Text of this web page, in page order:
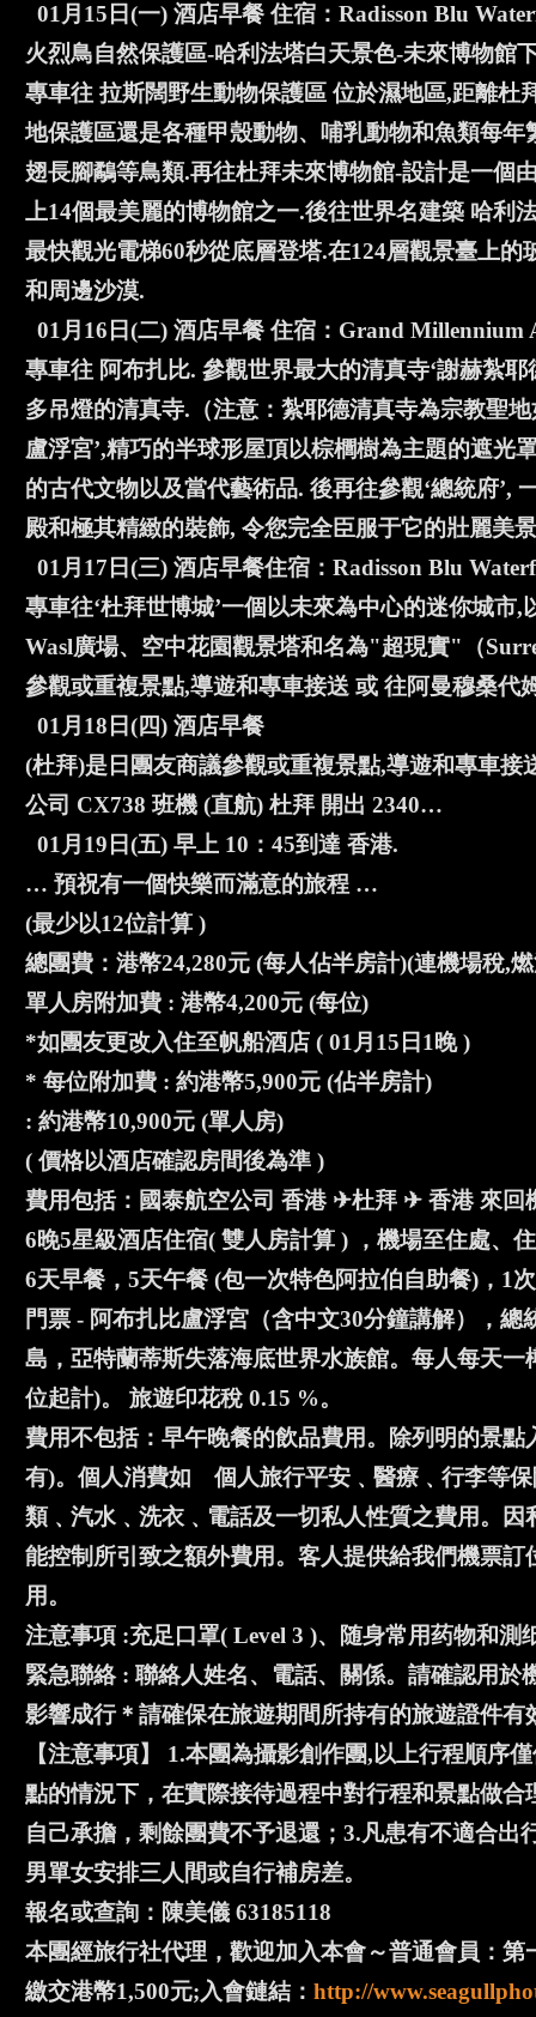
01月15日(一) 酒店早餐 住宿：Radisson Blu
火烈鳥自然保護區-哈利法塔白天景色-未來博物館
專車往 拉斯闊野生動物保護區 位於濕地區,距離
地保護區還是各種甲殼動物、哺乳動物和魚類每
翅長腳鷸等鳥類.再往杜拜未來博物館-設計是一個
上14個最美麗的博物館之一.後往世界名建築 哈
最快觀光電梯60秒從底層登塔.在124層觀景臺上
和周邊沙漠.
01月16日(二) 酒店早餐 住宿：Grand Millennium
專車往 阿布扎比. 參觀世界最大的清真寺‘謝赫紮
多吊燈的清真寺.（注意：紮耶德清真寺為宗教聖
盧浮宮’,精巧的半球形屋頂以棕櫚樹為主題的遮光
的古代文物以及當代藝術品. 後再往參觀‘總統府’,
殿和極其精緻的裝飾, 令您完全臣服于它的壯麗美
01月17日(三) 酒店早餐住宿：Radisson Blu
專車往‘杜拜世博城’一個以未來為中心的迷你城
Wasl廣場、空中花園觀景塔和名為"超現實"（
參觀或重複景點,導遊和專車接送 或 往阿曼穆桑代
01月18日(四) 酒店早餐
(杜拜)是日團友商議參觀或重複景點,導遊和專車
公司 CX738 班機 (直航) 杜拜 開出 2340…
01月19日(五) 早上 10：45到達 香港.
… 預祝有一個快樂而滿意的旅程 …
(最少以12位計算 )
總團費：港幣24,280元 (每人佔半房計)(連機場稅,
單人房附加費 : 港幣4,200元 (每位)
*如團友更改入住至帆船酒店 ( 01月15日1晚 )
* 每位附加費 : 約港幣5,900元 (佔半房計)
: 約港幣10,900元 (單人房)
( 價格以酒店確認房間後為準 )
費用包括：國泰航空公司 香港 ✈杜拜 ✈ 香港 來回
6晚5星級酒店住宿( 雙人房計算 ) ，機場至住處、
6天早餐，5天午餐 (包一次特色阿拉伯自助餐)，1
門票 - 阿布扎比盧浮宮（含中文30分鐘講解），
島，亞特蘭蒂斯失落海底世界水族館。每人每天
位起計)。 旅遊印花稅 0.15 %。
費用不包括：早午晚餐的飲品費用。除列明的景
有)。個人消費如 個人旅行平安﹑醫療﹑行李等
類﹑汽水﹑洗衣﹑電話及一切私人性質之費用。
能控制所引致之額外費用。客人提供給我們機票
用。
注意事項 :充足口罩( Level 3 )、随身常用药物和
緊急聯絡 : 聯絡人姓名、電話、關係。請確認用
影響成行＊請確保在旅遊期間所持有的旅遊證件
【注意事項】 1.本團為攝影創作團,以上行程順序
點的情況下，在實際接待過程中對行程和景點做
自己承擔，剩餘團費不予退還；3.凡患有不適合
男單女安排三人間或自行補房差。
報名或查詢：陳美儀 63185118
本團經旅行社代理，歡迎加入本會～普通會員：
繳交港幣1,500元;入會鏈結： http://